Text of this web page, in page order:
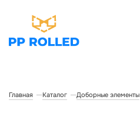
Главная Каталог Доборные элементы